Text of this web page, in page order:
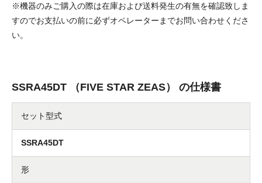
※機器のみご購入の際は在庫および送料発生の有無を確認致しま
すのでお支払いの前に必ずオペレーターまでお問い合わせくださ
い。
SSRA45DT （FIVE STAR ZEAS） の仕様書
セット型式
SSRA45DT
形